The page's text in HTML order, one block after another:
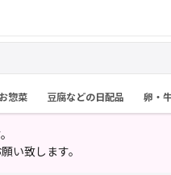
惣菜 豆腐などの日配品 卵・
い致します。